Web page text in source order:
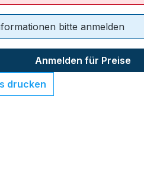
bitte anmelden
Anmelden für Preise
drucken